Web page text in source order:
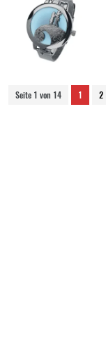
Seite 1 von 14 1 2